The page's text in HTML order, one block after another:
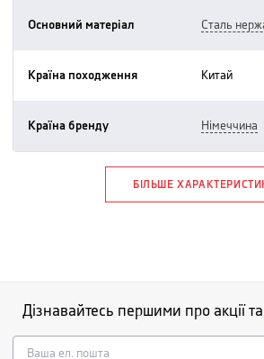
Основний матеріал сталь
Країна походження китай
Країна бренду німеччина
БІЛЬШЕ
Дізнавайтесь першими про акції